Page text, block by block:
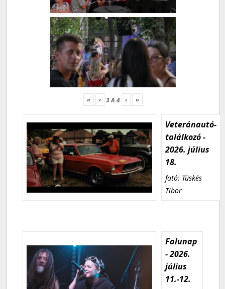
« ‹ 3A 4 › »
Veteránautó-
találkozó -
2026. július
18.
fotó: Tüskés
Tibor
Falunap
- 2026.
július
11.-12.